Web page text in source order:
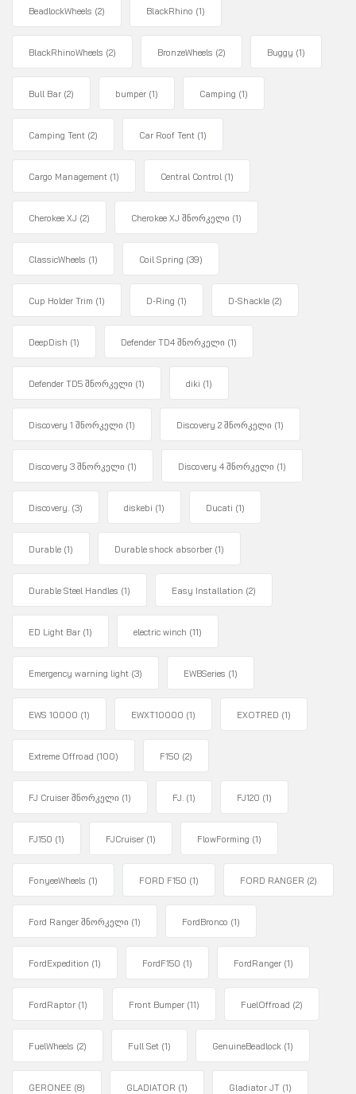
BeadlockWheels (2) BlackRhino (1)
BlackRhinoWheels (2) BronzeWheels (2) Buggy (1)
Bull Bar (2) bumper (1) Camping (1)
Camping Tent (2) Car Roof Tent (1)
Cargo Management (1) Central Control (1)
Cherokee XJ (2) Cherokee XJ შნორკელი (1)
ClassicWheels (1) Coil Spring (39)
Cup Holder Trim (1) D-Ring (1) D-Shackle (2)
DeepDish (1) Defender TD4 შნორკელი (1)
Defender TD5 შნორკელი (1) diki (1)
Discovery 1 შნორკელი (1) Discovery 2 შნორკელი (1)
Discovery 3 შნორკელი (1) Discovery 4 შნორკელი (1)
Discovery. (3) diskebi (1) Ducati (1)
Durable (1) Durable shock absorber (1)
Durable Steel Handles (1) Easy Installation (2)
ED Light Bar (1) electric winch (11)
Emergency warning light (3) EWBSeries (1)
EWS 10000 (1) EWXT10000 (1) EXOTRED (1)
Extreme Offroad (100) F150 (2)
FJ Cruiser შნორკელი (1) FJ. (1) FJ120 (1)
FJ150 (1) FJCruiser (1) FlowForming (1)
FonyeeWheels (1) FORD F150 (1) FORD RANGER (2)
Ford Ranger შნორკელი (1) FordBronco (1)
FordExpedition (1) FordF150 (1) FordRanger (1)
FordRaptor (1) Front Bumper (11) FuelOffroad (2)
FuelWheels (2) Full Set (1) GenuineBeadlock (1)
GERONEE (8) GLADIATOR (1) Gladiator JT (1)